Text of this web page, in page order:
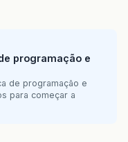
programação e
de programação e
para começar a